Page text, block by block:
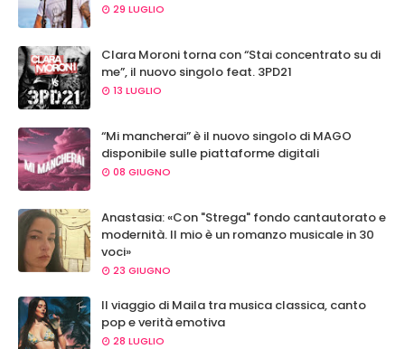
29 LUGLIO
Clara Moroni torna con “Stai concentrato su di
me”, il nuovo singolo feat. 3PD21
13 LUGLIO
“Mi mancherai” è il nuovo singolo di MAGO
disponibile sulle piattaforme digitali
08 GIUGNO
Anastasia: «Con "Strega" fondo cantautorato e
modernità. Il mio è un romanzo musicale in 30
voci»
23 GIUGNO
Il viaggio di Maila tra musica classica, canto
pop e verità emotiva
28 LUGLIO